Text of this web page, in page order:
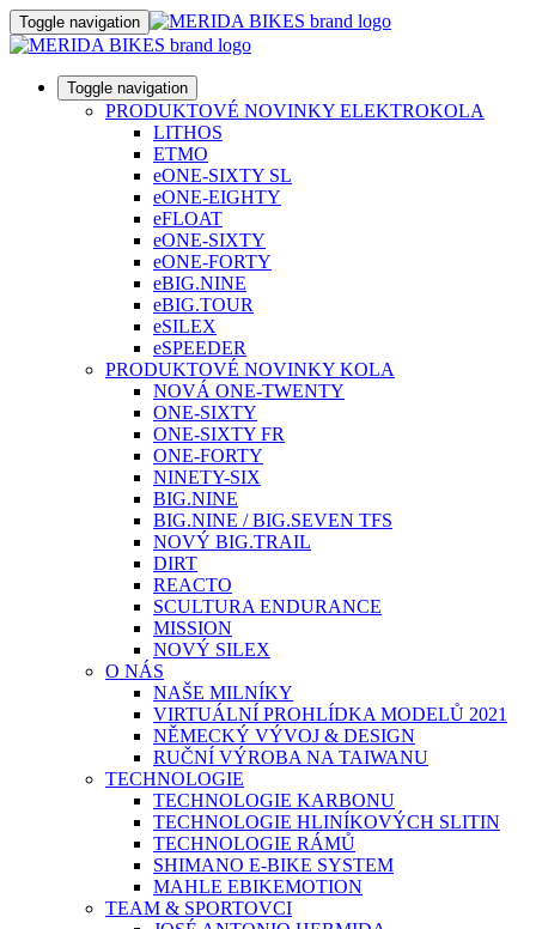
Toggle navigation
Toggle navigation
PRODUKTOVÉ NOVINKY ELEKTROKOLA
LITHOS
ETMO
eONE-SIXTY SL
eONE-EIGHTY
eFLOAT
eONE-SIXTY
eONE-FORTY
eBIG.NINE
eBIG.TOUR
eSILEX
eSPEEDER
PRODUKTOVÉ NOVINKY KOLA
NOVÁ ONE-TWENTY
ONE-SIXTY
ONE-SIXTY FR
ONE-FORTY
NINETY-SIX
BIG.NINE
BIG.NINE / BIG.SEVEN TFS
NOVÝ BIG.TRAIL
DIRT
REACTO
SCULTURA ENDURANCE
MISSION
NOVÝ SILEX
O NÁS
NAŠE MILNÍKY
VIRTUÁLNÍ PROHLÍDKA MODELŮ 2021
NĚMECKÝ VÝVOJ & DESIGN
RUČNÍ VÝROBA NA TAIWANU
TECHNOLOGIE
TECHNOLOGIE KARBONU
TECHNOLOGIE HLINÍKOVÝCH SLITIN
TECHNOLOGIE RÁMŮ
SHIMANO E-BIKE SYSTEM
MAHLE EBIKEMOTION
TEAM & SPORTOVCI